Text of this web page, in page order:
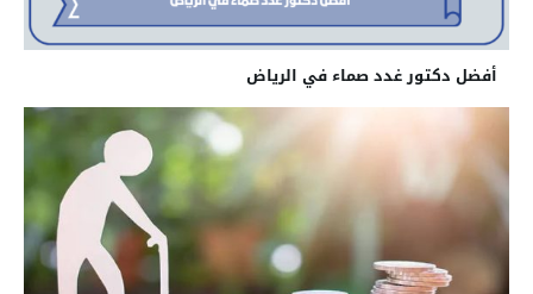
أفضل دكتور غدد صماء في الرياض